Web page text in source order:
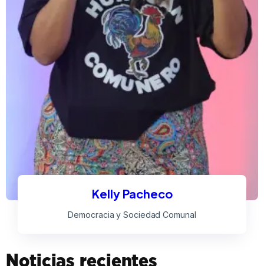
Kelly Pacheco
Democracia y Sociedad Comunal
Noticias recientes